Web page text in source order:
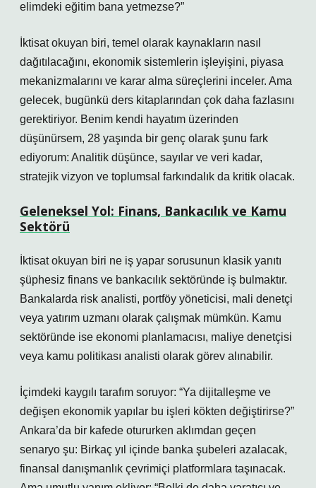
elimdeki eğitim bana yetmezse?”
İktisat okuyan biri, temel olarak kaynakların nasıl
dağıtılacağını, ekonomik sistemlerin işleyişini, piyasa
mekanizmalarını ve karar alma süreçlerini inceler. Ama
gelecek, bugünkü ders kitaplarından çok daha fazlasını
gerektiriyor. Benim kendi hayatım üzerinden
düşünürsem, 28 yaşında bir genç olarak şunu fark
ediyorum: Analitik düşünce, sayılar ve veri kadar,
stratejik vizyon ve toplumsal farkındalık da kritik olacak.
Geleneksel Yol: Finans, Bankacılık ve Kamu
Sektörü
İktisat okuyan biri ne iş yapar sorusunun klasik yanıtı
şüphesiz finans ve bankacılık sektöründe iş bulmaktır.
Bankalarda risk analisti, portföy yöneticisi, mali denetçi
veya yatırım uzmanı olarak çalışmak mümkün. Kamu
sektöründe ise ekonomi planlamacısı, maliye denetçisi
veya kamu politikası analisti olarak görev alınabilir.
İçimdeki kaygılı tarafım soruyor: “Ya dijitalleşme ve
değişen ekonomik yapılar bu işleri kökten değiştirirse?”
Ankara’da bir kafede otururken aklımdan geçen
senaryo şu: Birkaç yıl içinde banka şubeleri azalacak,
finansal danışmanlık çevrimiçi platformlara taşınacak.